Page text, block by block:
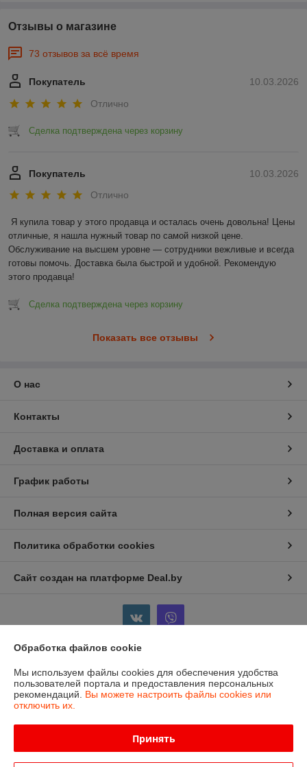
Отзывы о магазине
73 отзывов за всё время
10.03.2026
Покупатель
Отлично
Сделка подтверждена через корзину
10.03.2026
Покупатель
Отлично
Я купила товар у этого продавца и осталась очень довольна! Цены
отличные, я нашла нужный товар по самой низкой цене.
Обслуживание на высшем уровне — сотрудники вежливые и всегда
готовы помочь. Доставка была быстрой и удобной. Рекомендую
этого продавца!
Сделка подтверждена через корзину
Показать все отзывы
О нас
Контакты
Доставка и оплата
График работы
Полная версия сайта
Политика обработки cookies
Сайт создан на платформе Deal.by
Информация для покупателя
Индивидуальный предприниматель:ИП Бойков Сергей Евгеньевич
Гродненская область, г.Лида, пр-т Победы, 1-8
Регистрационный номер ЕГР: 591354369
Обработка файлов cookie
Мы используем файлы cookies для обеспечения удобства
пользователей портала и предоставления персональных
рекомендаций. Вы можете настроить файлы cookies или
отключить их.
Принять